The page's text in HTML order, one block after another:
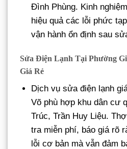
Đình Phùng. Kinh
hiệu quả các lỗi phức
vận hành ổn định sau
Sửa Điện Lạnh Tại Phường
Giá Rẻ
Dịch vụ sửa điện lạnh
Võ phù hợp khu dân cư
Trúc, Trần Huy Liệu.
tra miễn phí, báo giá rõ
lỗi cơ bản mà vẫn đảm